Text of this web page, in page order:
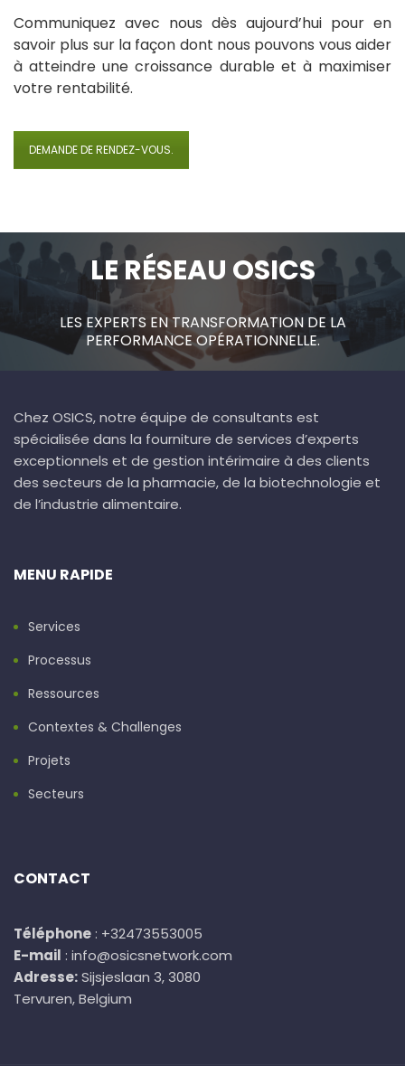
Communiquez avec nous dès aujourd’hui pour en
savoir plus sur la façon dont nous pouvons vous aider
à atteindre une croissance durable et à maximiser
votre rentabilité.
DEMANDE DE RENDEZ-VOUS.
LE RÉSEAU OSICS
LES EXPERTS EN TRANSFORMATION DE LA
PERFORMANCE OPÉRATIONNELLE.
Chez OSICS, notre équipe de consultants est
spécialisée dans la fourniture de services d’experts
exceptionnels et de gestion intérimaire à des clients
des secteurs de la pharmacie, de la biotechnologie et
de l’industrie alimentaire.
MENU RAPIDE
Services
Processus
Ressources
Contextes & Challenges
Projets
Secteurs
CONTACT
Téléphone : +32473553005
E-mail : info@osicsnetwork.com
Adresse:Sijsjeslaan 3, 3080
Tervuren, Belgium